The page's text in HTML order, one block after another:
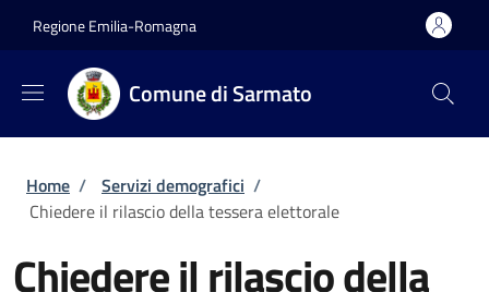
Regione Emilia-Romagna
Comune di Sarmato
Briciole di pane
Home / Servizi demografici /
Chiedere il rilascio della tessera elettorale
Chiedere il rilascio della